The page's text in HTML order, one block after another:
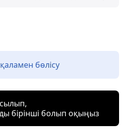
бөлісу
бірінші болып оқыңыз